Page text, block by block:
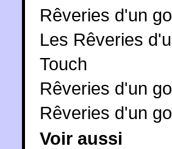
Rêveries d'un
Les Rêveries
Touch
Rêveries d'un
Rêveries d'un
Voir aussi